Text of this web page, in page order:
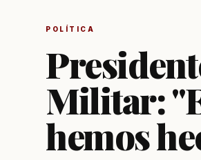
POLÍTICA
Militar:
hemos